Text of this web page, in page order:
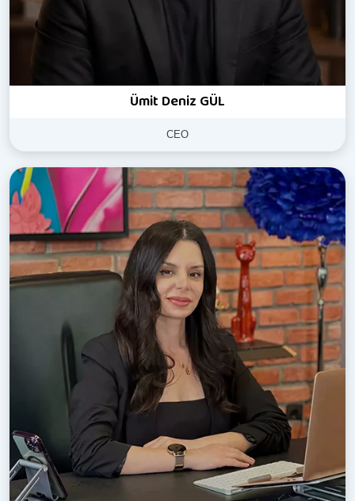
Ümit Deniz GÜL
CEO